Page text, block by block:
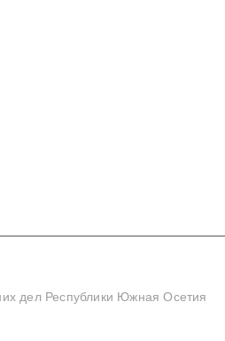
дел Республики Южная Осетия